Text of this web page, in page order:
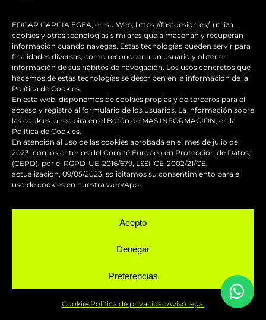
EDGAR GARCIA EGEA, en su Web, https://fastdesign.es/, utiliza
cookies y otras tecnologías similares que almacenan y recuperan
información cuando navegas. Estas tecnologías pueden servir para
finalidades diversas, como reconocer a un usuario y obtener
información de sus hábitos de navegación. Los usos concretos que
hacemos de estas tecnologías se describen en la información de la
Política de Cookies.
En esta web, disponemos de cookies propias y de terceros para el
acceso y registro al formulario de los usuarios. La información sobre
las cookies la recibirá en el Botón de MAS INFORMACIÓN, en la
Política de Cookies.
En atención al uso de las cookies aprobada en el mes de julio de
2023, con los criterios del Comité Europeo en Protección de Datos,
(CEPD), por el RGPD-UE-2016/679, LSSI-CE-2002/21/CE,
actualización, 09/05/2023, solicitamos su consentimiento para el
uso de cookies en nuestra web/App.
Acepto
Denegar
Preferencias
CookiesPolítica de privacidadAviso legal
NUESTRAS REDES
BLOG
Los accesorios de moto personalizados
que transforman el diseño
Guía de supervivencia: qué hacer con tu
¿Qué es y para qué sirve el carenado de